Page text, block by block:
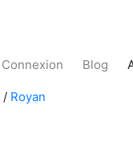
Connexion Blog
/ Royan